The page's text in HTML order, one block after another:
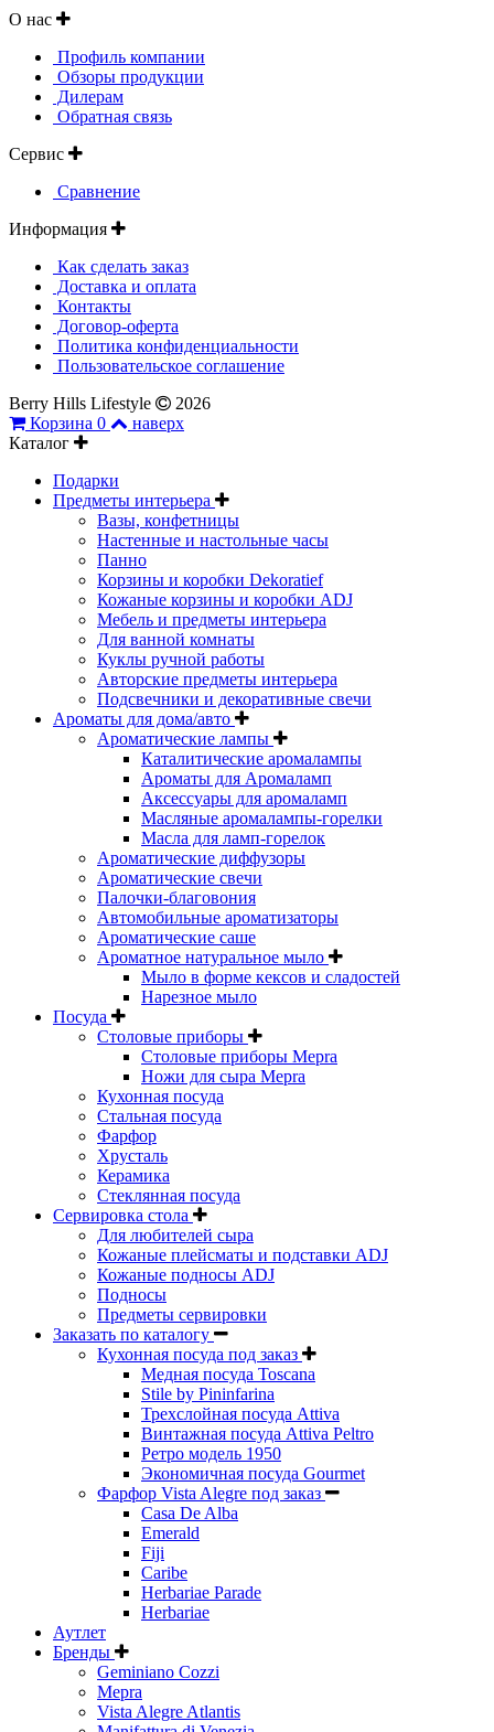
О нас
Профиль компании
Обзоры продукции
Дилерам
Обратная связь
Сервис
Сравнение
Информация
Как сделать заказ
Доставка и оплата
Контакты
Договор-оферта
Политика конфиденциальности
Пользовательское соглашение
Berry Hills Lifestyle
2026
Корзина 0
наверх
Каталог
Подарки
Предметы интерьера
Вазы, конфетницы
Настенные и настольные часы
Панно
Корзины и коробки Dekoratief
Кожаные корзины и коробки ADJ
Мебель и предметы интерьера
Для ванной комнаты
Куклы ручной работы
Авторские предметы интерьера
Подсвечники и декоративные свечи
Ароматы для дома/авто
Ароматические лампы
Каталитические аромалампы
Ароматы для Аромаламп
Аксессуары для аромаламп
Масляные аромалампы-горелки
Масла для ламп-горелок
Ароматические диффузоры
Ароматические свечи
Палочки-благовония
Автомобильные ароматизаторы
Ароматические саше
Ароматное натуральное мыло
Мыло в форме кексов и сладостей
Нарезное мыло
Посуда
Столовые приборы
Столовые приборы Mepra
Ножи для сыра Mepra
Кухонная посуда
Стальная посуда
Фарфор
Хрусталь
Керамика
Стеклянная посуда
Сервировка стола
Для любителей сыра
Кожаные плейсматы и подставки ADJ
Кожаные подносы ADJ
Подносы
Предметы сервировки
Заказать по каталогу
Кухонная посуда под заказ
Медная посуда Toscana
Stile by Pininfarina
Трехслойная посуда Attiva
Винтажная посуда Attiva Peltro
Ретро модель 1950
Экономичная посуда Gourmet
Фарфор Vista Alegre под заказ
Casa De Alba
Emerald
Fiji
Caribe
Herbariae Parade
Herbariae
Аутлет
Бренды
Geminiano Cozzi
Mepra
Vista Alegre Atlantis